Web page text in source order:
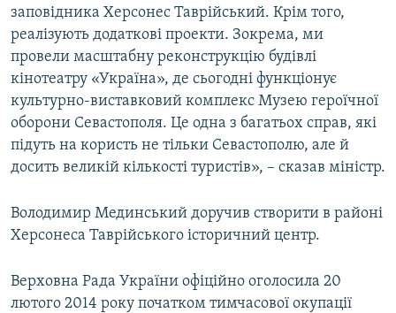
заповідника Херсонес Таврійський. Крім того,
реалізують додаткові проекти. Зокрема, ми
провели масштабну реконструкцію будівлі
кінотеатру «Україна», де сьогодні функціонує
культурно-виставковий комплекс Музею героїчної
оборони Севастополя. Це одна з багатьох справ, які
підуть на користь не тільки Севастополю, але й
досить великій кількості туристів», – сказав міністр.
Володимир Мединський доручив створити в районі
Херсонеса Таврійського історичний центр.
Верховна Рада України офіційно оголосила 20
лютого 2014 року початком тимчасової окупації